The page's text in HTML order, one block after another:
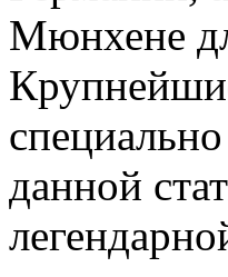
Мюнхене
данной